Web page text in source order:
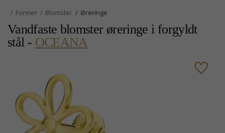
Former Blomster Øreringe
Vandfaste blomster øreringe i forgyldt
stål - OCEANA